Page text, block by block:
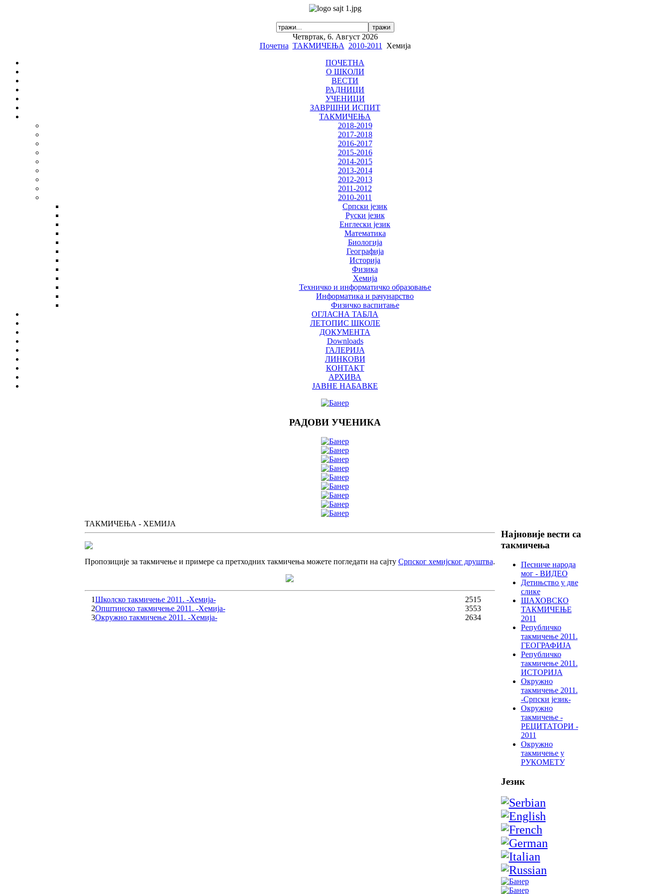
Четвртак, 6. Август 2026
Почетна ТАКМИЧЕЊА 2010-2011
Хемија
ПОЧЕТНА
О ШКОЛИ
ВЕСТИ
РАДНИЦИ
УЧЕНИЦИ
ЗАВРШНИ ИСПИТ
ТАКМИЧЕЊА
2018-2019
2017-2018
2016-2017
2015-2016
2014-2015
2013-2014
2012-2013
2011-2012
2010-2011
Српски језик
Руски језик
Енглески језик
Математика
Биологија
Географија
Историја
Физика
Хемија
Техничко и информатичко образовање
Информатика и рачунарство
Физичко васпитање
ОГЛАСНА ТАБЛА
ЛЕТОПИС ШКОЛЕ
ДОКУМЕНТА
Downloads
ГАЛЕРИЈА
ЛИНКОВИ
КОНТАКТ
АРХИВА
ЈАВНЕ НАБАВКЕ
РАДОВИ УЧЕНИКА
ТАКМИЧЕЊА - ХЕМИЈА
Пропозиције за такмичење и примере са претходних такмичења можете погледати на сајту Српског хемијског друштва.
1Школско такмичење 2011. -Хемија-
2515
2Општинско такмичење 2011. -Хемија-
3553
3Окружно такмичење 2011. -Хемија- 2634
Најновије вести са
такмичења
Песниче народа
мог - ВИДЕО
Детињство у две
слике
ШАХОВСКО
ТАКМИЧЕЊЕ
2011
Републичко
такмичење 2011.
ГЕОГРАФИЈА
Републичко
такмичење 2011.
ИСТОРИЈА
Окружно
такмичење 2011.
-Српски језик-
Окружно
такмичење -
РЕЦИТАТОРИ -
2011
Окружно
такмичење у
РУКОМЕТУ
Језик